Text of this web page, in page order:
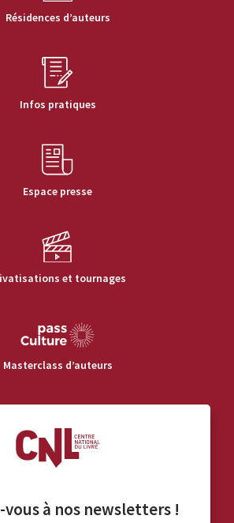
Résidences d’auteurs
Infos pratiques
Espace presse
et tournages
Masterclass d’auteurs
à nos newsletters!